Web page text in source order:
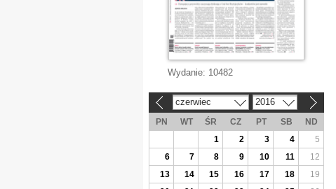
Wydanie: 10482
czerwiec 2016
PN WT ŚR CZ PT SB
ND
1
2 3 4
5
6
7 8 9 10 11
12
13
14 15 16 17 18
19